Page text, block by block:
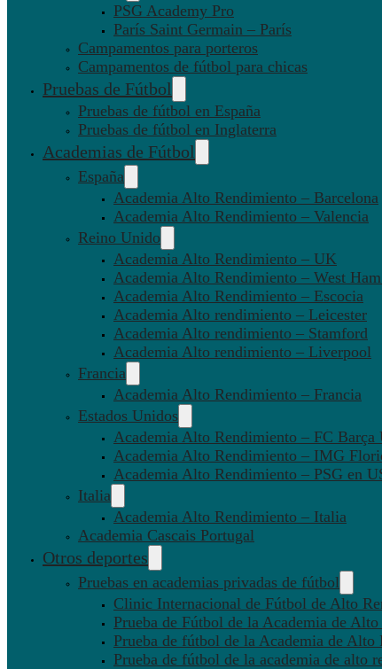
PSG Academy Pro
París Saint Germain – París
Campamentos para porteros
Campamentos de fútbol para chicas
Pruebas de Fútbol
Pruebas de fútbol en España
Pruebas de fútbol en Inglaterra
Academias de Fútbol
España
Academia Alto Rendimiento – Barcelona
Academia Alto Rendimiento – Valencia
Reino Unido
Academia Alto Rendimiento – UK
Academia Alto Rendimiento – West
Academia Alto Rendimiento – Escocia
Academia Alto rendimiento – Leicester
Academia Alto rendimiento – Stamford
Academia Alto rendimiento – Liverpool
Francia
Academia Alto Rendimiento – Francia
Estados Unidos
Academia Alto Rendimiento – FC Barça
Academia Alto Rendimiento – IMG
Academia Alto Rendimiento – PSG en
Italia
Academia Alto Rendimiento – Italia
Academia Cascais Portugal
Otros deportes
Pruebas en academias privadas de fútbol
Clinic Internacional de Fútbol de Alto
Prueba de Fútbol de la Academia de
Prueba de fútbol de la Academia de
Prueba de fútbol de la academia de alto